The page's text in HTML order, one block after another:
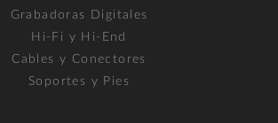
Grabadoras Digitales
Hi-Fi y Hi-End
Cables y Conectores
Soportes y Pies